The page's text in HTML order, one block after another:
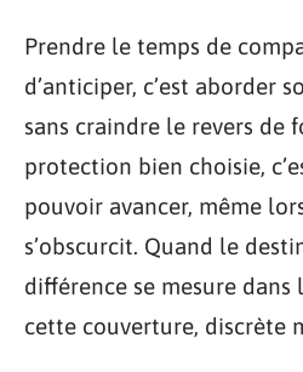
Prendre le temps de
d’anticiper, c’est aborder
sans craindre le revers de
protection bien choisie,
pouvoir avancer, même
s’obscurcit. Quand le
différence se mesure dans
cette couverture, discrète